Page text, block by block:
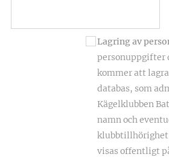
Lagring av
personuppgifter
kommer att
databas, som
Kägelklubben
namn och
klubbtillhörighet
visas offentligt